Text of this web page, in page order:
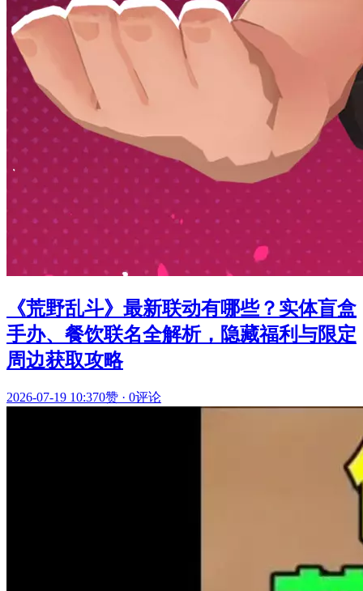
《荒野乱斗》最新联动有哪些？实体盲盒
手办、餐饮联名全解析，隐藏福利与限定
周边获取攻略
2026-07-19 10:370赞 · 0评论